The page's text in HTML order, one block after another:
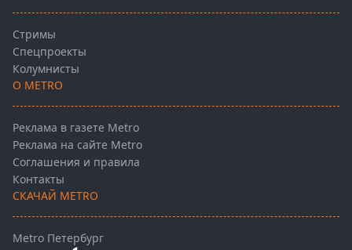
Стримы
Спецпроекты
Колумнисты
О METRO
Реклама в газете Metro
Реклама на сайте Metro
Соглашения и правила
Контакты
СКАЧАЙ METRO
Metro Петербург